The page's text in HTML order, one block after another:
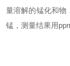
量溶解的锰化和物
锰，测量结果用